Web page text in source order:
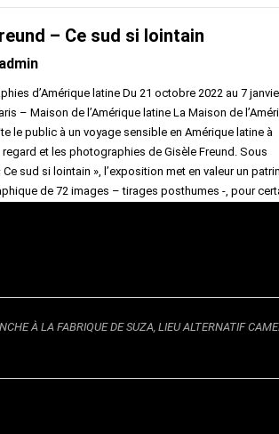
– Ce sud si lointain
admin
d’Amérique latine Du 21 octobre 2022 au 7
– Maison de l’Amérique latine La Maison de
le public à un voyage sensible en Amérique latine à
regard et les photographies de Gisèle Freund. Sous
Ce sud si lointain », l’exposition met en valeur un
de 72 images – tirages posthumes -, pour
À LA FABRIQUE DE SUZA, LIEU ALTERNATIF